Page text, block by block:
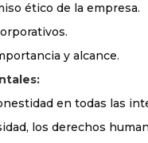
ético de la empresa.
y alcance.
en todas las
los derechos